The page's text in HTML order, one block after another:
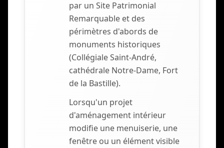
par un Site Patrimonial
Remarquable et des
périmètres d'abords de
monuments historiques
(Collégiale Saint-André,
cathédrale Notre-Dame, Fort
de la Bastille).
Lorsqu'un projet
d'aménagement intérieur
modifie une menuiserie, une
fenêtre ou un élément visible